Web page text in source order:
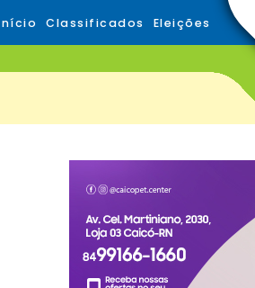
Classificados Eleições